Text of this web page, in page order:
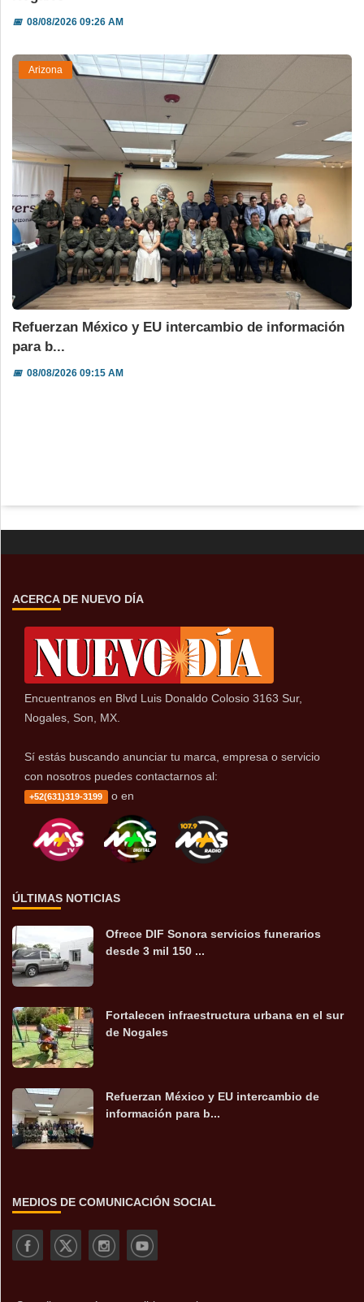
📅08/08/2026 09:26 AM
Arizona
Refuerzan México y EU intercambio de información
para b...
📅08/08/2026 09:15 AM
ACERCA DE NUEVO DÍA
Encuentranos en Blvd Luis Donaldo Colosio 3163 Sur,
Nogales, Son, MX.
Sí estás buscando anunciar tu marca, empresa o servicio
con nosotros puedes contactarnos al:
+52(631)319-3199 o en
ÚLTIMAS NOTICIAS
Ofrece DIF Sonora servicios funerarios
desde 3 mil 150 ...
Fortalecen infraestructura urbana en el sur
de Nogales
Refuerzan México y EU intercambio de
información para b...
MEDIOS DE COMUNICACIÓN SOCIAL